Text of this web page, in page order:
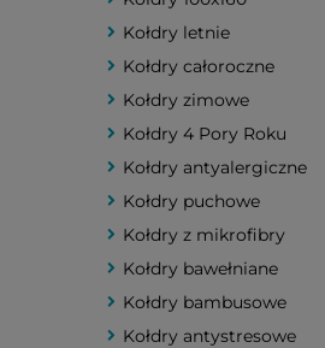
Kołdry letnie
Kołdry całoroczne
Kołdry zimowe
Kołdry 4 Pory Roku
Kołdry antyalergiczne
Kołdry puchowe
Kołdry z mikrofibry
Kołdry bawełniane
Kołdry bambusowe
Kołdry antystresowe